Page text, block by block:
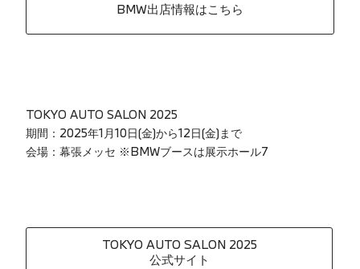
BMW出店情報はこちら
TOKYO AUTO SALON 2025
期間：2025年1月10日(金)から12日(金)まで
会場：幕張メッセ ※BMWブースは展示ホール7
TOKYO AUTO SALON 2025
公式サイト